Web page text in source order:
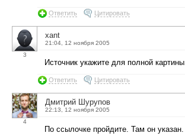
Ответить Цитировать
3
xant
21:04, 12 ноября 2005
Источник укажите для полной картины.
Ответить Цитировать
4
Дмитрий Шурупов
22:13, 12 ноября 2005
По ссылочке пройдите. Там он указан.